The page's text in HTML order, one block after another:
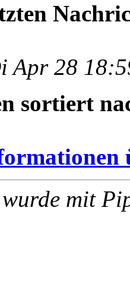
Apr 28
sortiert
mit